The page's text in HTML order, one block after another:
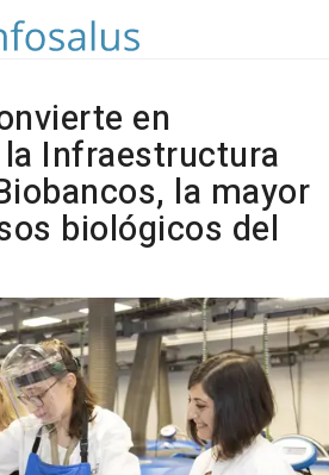
en
Infraestructura
la mayor
biológicos del